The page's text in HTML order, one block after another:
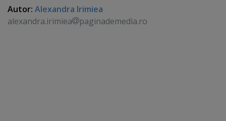
Autor: Alexandra Irimiea
alexandra.irimiea
paginademedia.ro